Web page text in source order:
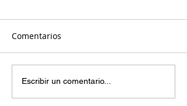
Comentarios
Escribir un comentario...